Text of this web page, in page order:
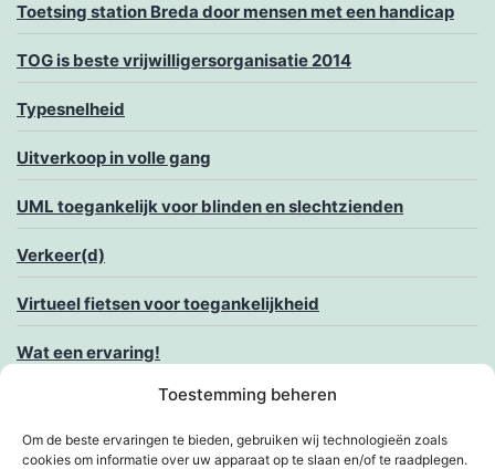
Toestemming beheren
Om de beste ervaringen te bieden, gebruiken wij technologieën zoals
cookies om informatie over uw apparaat op te slaan en/of te raadplegen.
Toetsing station Breda door mensen met een handicap
TOG is beste vrijwilligersorganisatie 2014
Typesnelheid
Uitverkoop in volle gang
UML toegankelijk voor blinden en slechtzienden
Verkeer(d)
Virtueel fietsen voor toegankelijkheid
Wat een ervaring!
Websites voor iedereen toegankelijk